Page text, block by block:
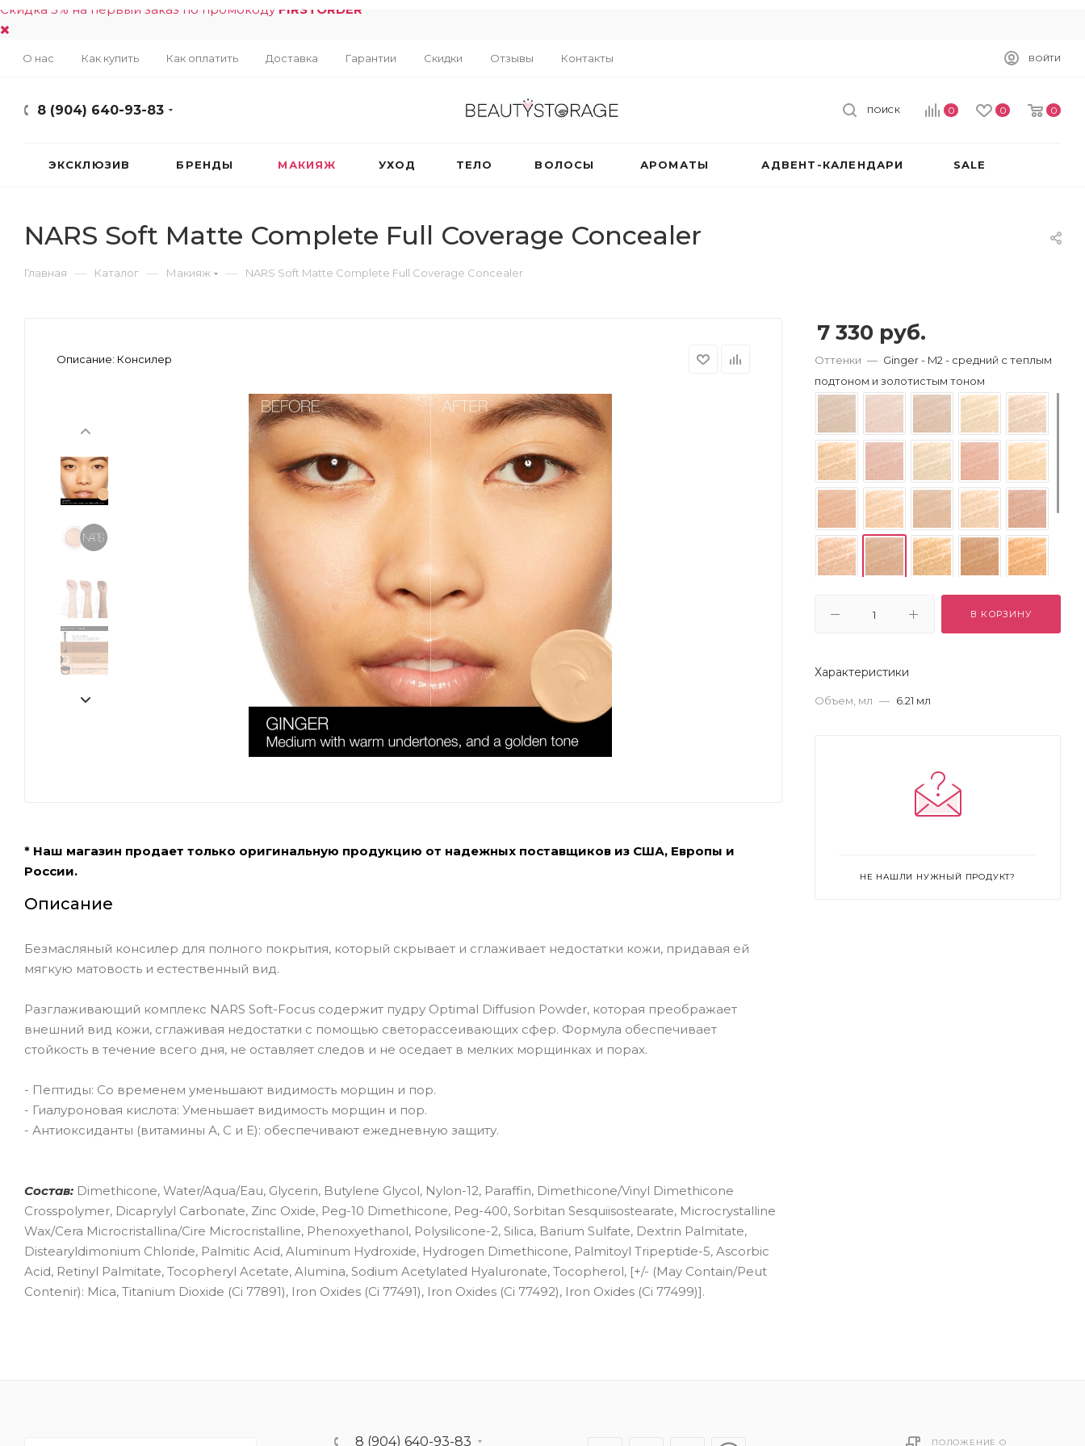
Скидка 5% на первый заказ по промокоду FIRSTORDER
О нас Как купить Как оплатить Доставка Гарантии Скидки Отзывы Контакты ВОЙТИ
8 (904) 640-93-83 0 0 0
ПОИСК
ЭКСКЛЮЗИВ БРЕНДЫ МАКИЯЖ УХОД ТЕЛО ВОЛОСЫ АРОМАТЫ АДВЕНТ-КАЛЕНДАРИ SALE
NARS Soft Matte Complete Full Coverage Concealer
Главная — Каталог — Макияж — NARS Soft Matte Complete Full Coverage Concealer
Описание: Консилер
* Наш магазин продает только оригинальную продукцию от надежных поставщиков из США, Европы и
России.
Описание
Безмасляный консилер для полного покрытия, который скрывает и сглаживает недостатки кожи, придавая ей
мягкую матовость и естественный вид.
Разглаживающий комплекс NARS Soft-Focus содержит пудру Optimal Diffusion Powder, которая преображает
внешний вид кожи, сглаживая недостатки с помощью светорассеивающих сфер. Формула обеспечивает
стойкость в течение всего дня, не оставляет следов и не оседает в мелких морщинках и порах.
- Пептиды: Со временем уменьшают видимость морщин и пор.
- Гиалуроновая кислота: Уменьшает видимость морщин и пор.
- Антиоксиданты (витамины А, С и Е): обеспечивают ежедневную защиту.
Состав: Dimethicone, Water/Aqua/Eau, Glycerin, Butylene Glycol, Nylon-12, Paraffin, Dimethicone/Vinyl Dimethicone
Crosspolymer, Dicaprylyl Carbonate, Zinc Oxide, Peg-10 Dimethicone, Peg-400, Sorbitan Sesquiisostearate, Microcrystalline
Wax/Cera Microcristallina/Cire Microcristalline, Phenoxyethanol, Polysilicone-2, Silica, Barium Sulfate, Dextrin Palmitate,
Distearyldimonium Chloride, Palmitic Acid, Aluminum Hydroxide, Hydrogen Dimethicone, Palmitoyl Tripeptide-5, Ascorbic
Acid, Retinyl Palmitate, Tocopheryl Acetate, Alumina, Sodium Acetylated Hyaluronate, Tocopherol, [+/- (May Contain/Peut
Contenir): Mica, Titanium Dioxide (Ci 77891), Iron Oxides (Ci 77491), Iron Oxides (Ci 77492), Iron Oxides (Ci 77499)].
7 330 руб.
Оттенки — Ginger - M2 - средний с теплым
подтоном и золотистым тоном
В КОРЗИНУ
Характеристики
Объем, мл — 6.21 мл
НЕ НАШЛИ НУЖНЫЙ ПРОДУКТ?
8 (904) 640-93-83 ПОЛОЖЕНИЕ О